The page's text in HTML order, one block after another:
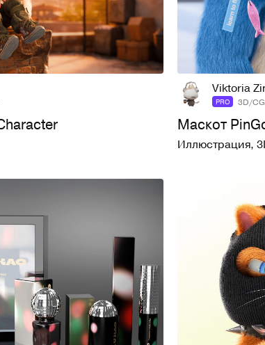
16
Viktoria
PRO 3D/
Маскот
Иллюстрация,